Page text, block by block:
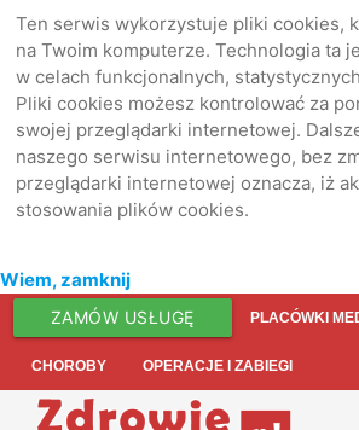
Ten serwis wykorzystuje pliki cookies,
na Twoim komputerze. Technologia ta
w celach funkcjonalnych,
Pliki cookies możesz kontrolować za
swojej przeglądarki internetowej.
naszego serwisu internetowego, bez
przeglądarki internetowej oznacza, iż
stosowania plików cookies.
Wiem, zamknij
ZAMÓW USŁUGĘ PLACÓWKI
CHOROBY OPERACJE I ZABIEGI